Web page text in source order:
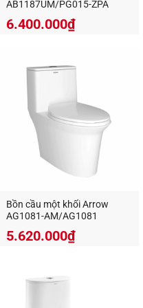
để bảo vệ hệ
kiện bên trong.
AB1187UM/PG015-ZPA
6.400.000₫
Bồn cầu một khối Arrow
AG1081-AM/AG1081
5.620.000₫